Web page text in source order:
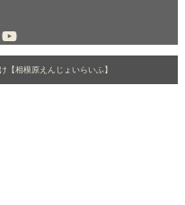
深蒸し茶
美味し
【相模原えんじょいらいふ】